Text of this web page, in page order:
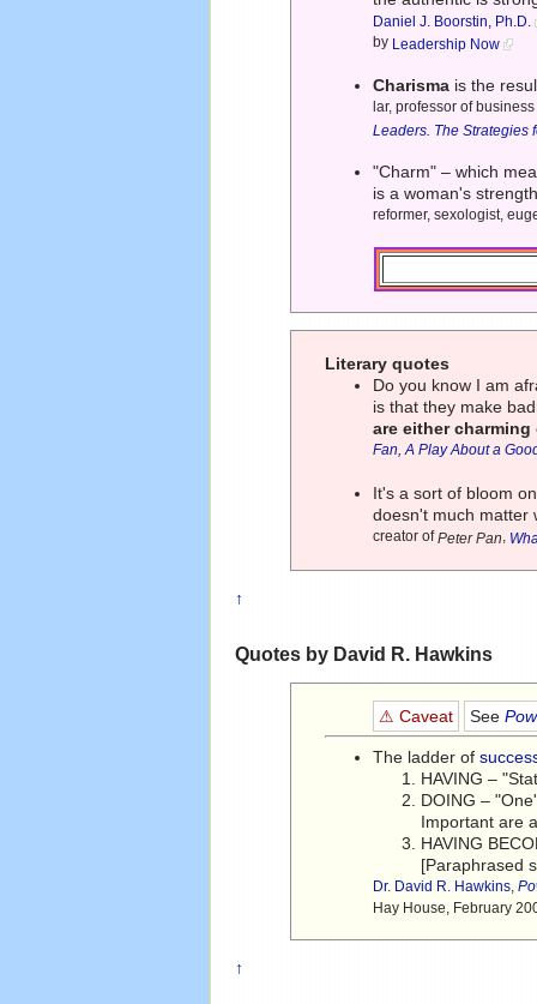
Daniel J. Boorstin, Ph.D.
by Leadership Now
Charisma is the
lar, professor of
Leaders. The Strategies
"Charm" – which
is a woman's
reformer, sexologist,
Literary quotes
Do you know I am
is that they make
are either
Fan, A Play About a
It's a sort of bloom
doesn't much
creator ofPeter Pan,
↑
Quotes by David R. Hawkins
⚠ Caveat See
The ladder of
HAVING –
DOING –
Important are
HAVING
[Paraphrased
Dr. David R. Hawkins ,
Hay House, February
↑